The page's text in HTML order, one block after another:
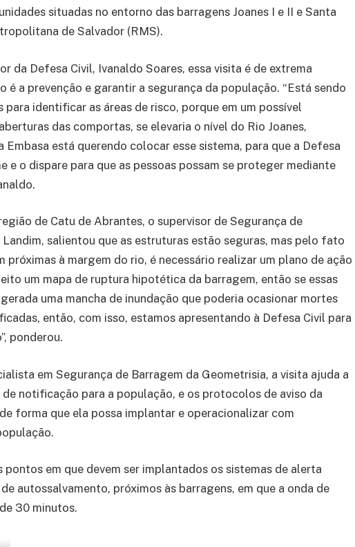
situadas no entorno das barragens Joanes I e II e Santa
de Salvador (RMS).
da Defesa Civil, Ivanaldo Soares, essa visita é de extrema
é a prevenção e garantir a segurança da população. “Está sendo
para identificar as áreas de risco, porque em um possível
das comportas, se elevaria o nível do Rio Joanes,
Embasa está querendo colocar esse sistema, para que a Defesa
e o dispare para que as pessoas possam se proteger mediante
de Catu de Abrantes, o supervisor de Segurança de
Landim, salientou que as estruturas estão seguras, mas pelo fato
próximas à margem do rio, é necessário realizar um plano de ação
um mapa de ruptura hipotética da barragem, então se essas
uma mancha de inundação que poderia ocasionar mortes
então, com isso, estamos apresentando à Defesa Civil para
ponderou.
em Segurança de Barragem da Geometrisia, a visita ajuda a
notificação para a população, e os protocolos de aviso da
forma que ela possa implantar e operacionalizar com
pontos em que devem ser implantados os sistemas de alerta
autossalvamento, próximos às barragens, em que a onda de
30 minutos.